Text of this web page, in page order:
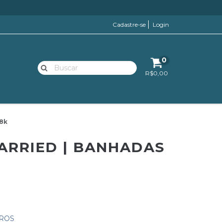
Cadastre-se Login
0
R$0,00
| BANHADAS